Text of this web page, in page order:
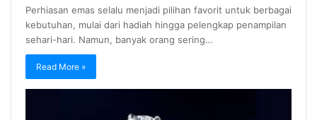
Perhiasan emas selalu menjadi pilihan favorit untuk berbagai
kebutuhan, mulai dari hadiah hingga pelengkap penampilan
sehari-hari. Namun, banyak orang sering…
Read More »